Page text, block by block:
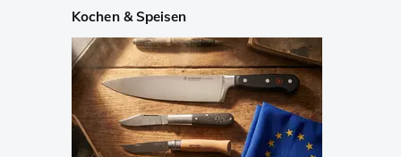
Kochen & Speisen